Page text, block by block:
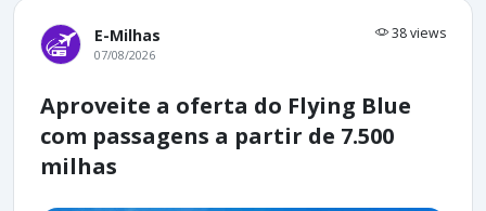
E-Milhas 38 views
07/08/2026
Aproveite a oferta do Flying Blue
com passagens a partir de 7.500
milhas